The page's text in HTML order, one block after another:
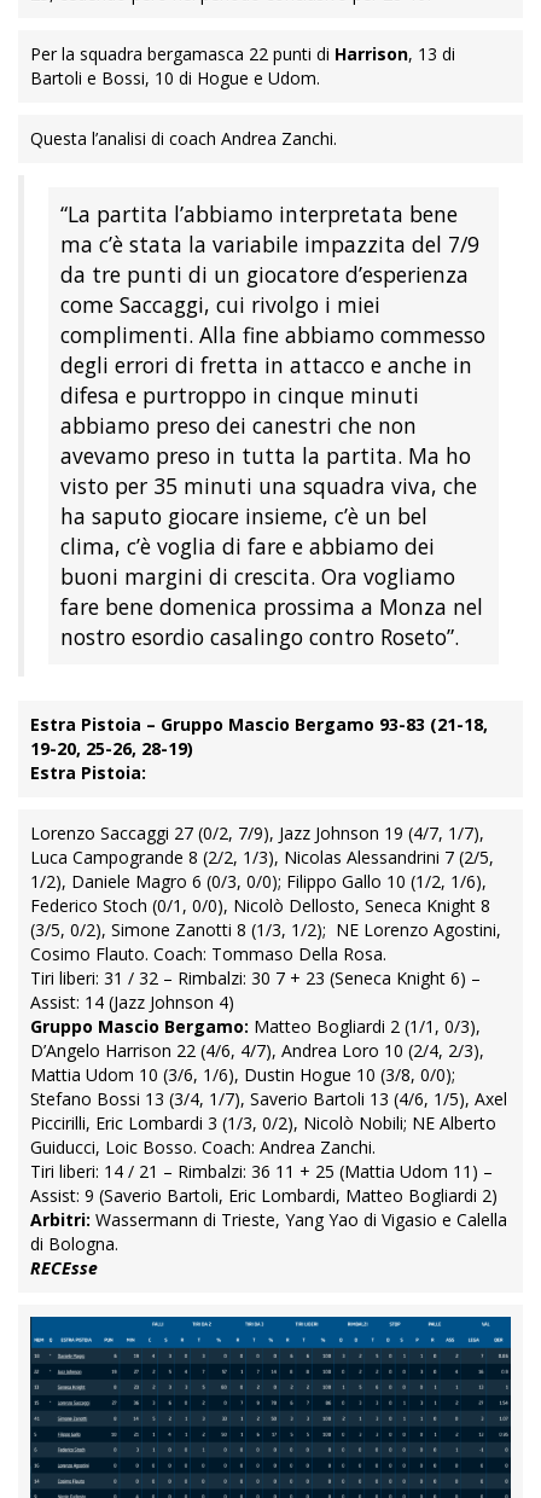
Per la squadra bergamasca 22 punti di Harrison, 13 di
Bartoli e Bossi, 10 di Hogue e Udom.
Questa l’analisi di coach Andrea Zanchi.
“La partita l’abbiamo interpretata bene
ma c’è stata la variabile impazzita del 7/9
da tre punti di un giocatore d’esperienza
come Saccaggi, cui rivolgo i miei
complimenti. Alla fine abbiamo commesso
degli errori di fretta in attacco e anche in
difesa e purtroppo in cinque minuti
abbiamo preso dei canestri che non
avevamo preso in tutta la partita. Ma ho
visto per 35 minuti una squadra viva, che
ha saputo giocare insieme, c’è un bel
clima, c’è voglia di fare e abbiamo dei
buoni margini di crescita. Ora vogliamo
fare bene domenica prossima a Monza nel
nostro esordio casalingo contro Roseto”.
Estra Pistoia – Gruppo Mascio Bergamo 93-83 (21-18,
19-20, 25-26, 28-19)
Estra Pistoia:
Lorenzo Saccaggi 27 (0/2, 7/9), Jazz Johnson 19 (4/7, 1/7),
Luca Campogrande 8 (2/2, 1/3), Nicolas Alessandrini 7 (2/5,
1/2), Daniele Magro 6 (0/3, 0/0); Filippo Gallo 10 (1/2, 1/6),
Federico Stoch (0/1, 0/0), Nicolò Dellosto, Seneca Knight 8
(3/5, 0/2), Simone Zanotti 8 (1/3, 1/2); NE Lorenzo Agostini,
Cosimo Flauto. Coach: Tommaso Della Rosa.
Tiri liberi: 31 / 32 – Rimbalzi: 30 7 + 23 (Seneca Knight 6) –
Assist: 14 (Jazz Johnson 4)
Gruppo Mascio Bergamo: Matteo Bogliardi 2 (1/1, 0/3),
D’Angelo Harrison 22 (4/6, 4/7), Andrea Loro 10 (2/4, 2/3),
Mattia Udom 10 (3/6, 1/6), Dustin Hogue 10 (3/8, 0/0);
Stefano Bossi 13 (3/4, 1/7), Saverio Bartoli 13 (4/6, 1/5), Axel
Piccirilli, Eric Lombardi 3 (1/3, 0/2), Nicolò Nobili; NE Alberto
Guiducci, Loic Bosso. Coach: Andrea Zanchi.
Tiri liberi: 14 / 21 – Rimbalzi: 36 11 + 25 (Mattia Udom 11) –
Assist: 9 (Saverio Bartoli, Eric Lombardi, Matteo Bogliardi 2)
Arbitri: Wassermann di Trieste, Yang Yao di Vigasio e Calella
di Bologna.
RECEsse